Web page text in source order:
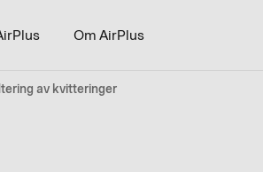
Om AirPlus
av kvitteringer